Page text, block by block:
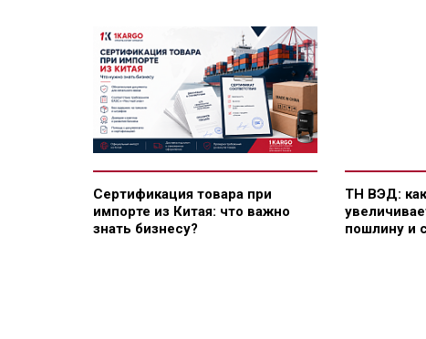
Сертификация товара при
импорте из Китая: что важно
знать бизнесу?
ТН ВЭД:
пошлину и